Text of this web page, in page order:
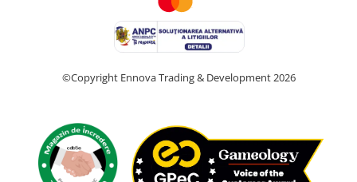
©Copyright Ennova Trading & Development 2026